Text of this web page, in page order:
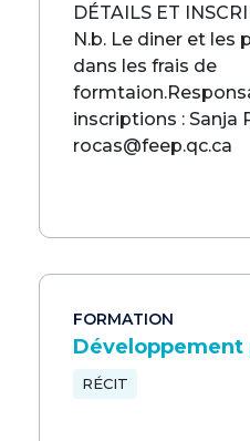
DÉTAILS ET
N.b. Le diner et les
dans les frais de
inscriptions : Sanja
rocas@feep.qc.ca
FORMATION
Développement
RÉCIT